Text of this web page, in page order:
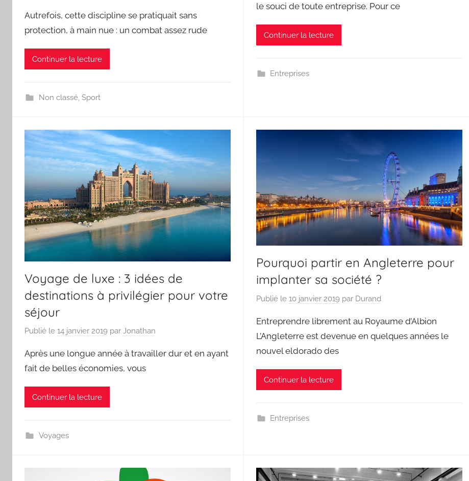
Autrefois, cette discipline se pratiquait sans
protection, à main nue : un combat assez rude
Continuer la lecture
Non classé, Sport
le souci de toute entreprise. Pour ce
Continuer la lecture
Entreprises
Voyage de luxe : 3 idées de
destinations à privilégier pour votre
séjour
Publié le 14 janvier 2019 par Jonathan
Après une longue année à travailler dur et en ayant
fait de belles économies, vous
Continuer la lecture
Voyages
Pourquoi partir en Angleterre pour
implanter sa société ?
Publié le 10 janvier 2019 par Durand
Entreprendre librement au Royaume d’Albion
L’Angleterre est devenue en quelques années le
nouvel eldorado des
Continuer la lecture
Entreprises